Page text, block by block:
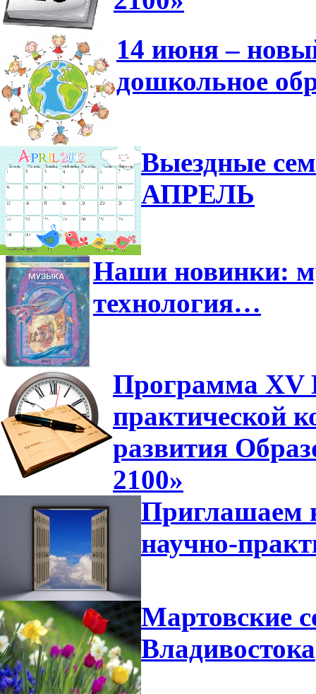
14 июня –
дошкольное
Выездные
АПРЕЛЬ
Наши новинки:
технология…
Программа XV
практической
развития
2100»
Приглашаем
научно-
Мартовские
Владивостока